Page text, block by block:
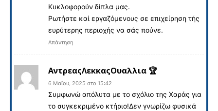
Κυκλοφορούν δίπλα μας.
Ρωτήστε καί εργαζόμενους σε επιχείρηση τής
ευρύτερης περιοχής να σάς πούνε.
Απάντηση
ΑντρεαςΛεκκαςΟυαλλια 🏆
6 Μαΐου, 2025 στο 15:42
Συμφωνώ απόλυτα με το σχόλιο της Χαράς για
το συγκεκριμένο κτήριο!Δεν γνωρίζω φυσικά